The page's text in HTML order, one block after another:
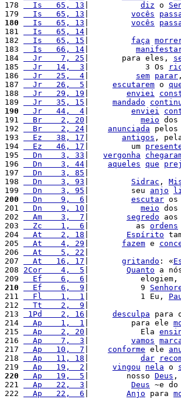
178
  Is   65, 13
diz o
179
  Is   65, 13
vocês
180
  Is   65, 13
vocês
181
  Is   65, 14
|
182
  Is   65, 15
faça
183
  Is   66, 14
184
  Jr    7, 25
|       para eles,
185
  Jr   14,  3
|            3 Os
186
  Jr   25,  4
sem parar
187
  Jr   26,  5
escutarem o
188
  Jr   29, 19
enviei
189
  Jr   35, 15
mandado
190
  Jr   44,  4
enviei
191
  Br    2, 20
meio dos
192
  Br    2, 24
anunciada pelos
193
  Ez   38, 17
antigos ,
194
  Ez   46, 17
|         um
195
  Dn    3, 33
vergonha
196
  Dn    3, 44
aqueles que
197
  Dn    3, 85
|
198
  Dn    3, 93
Sidrac ,
199
  Dn    3, 95
|         seu anjo
200
  Dn    9,  6
escutar os
201
  Dn    9, 10
meio dos
202
  Am    3,  7
segredo aos
203
  Zc    1,  6
|          as ordens
204
  At    2, 18
Espírito
205
  At    4, 29
fazem e
206
  At    5, 22
|
207
  At   16, 17
gritando : «
208 2Cor    4,  5 Quanto a
209
  Ef    6,  6
|           elogiem,
210
  Ef    6,  9
|           9
211
  Fl    1,  1
|           1 Eu,
212
  Tt    2,  9
|
213
1Pd    2, 16 desculpa para
214
  Ap    1,  1
|         para ele
215
  Ap    2, 20
|           Ela
216
  Ap    7,  3
vamos
217
  Ap   10,  7
conforme ele
218
  Ap   11, 18
dar
219
  Ap   19,  2
vingou nela o
220
  Ap   19,  5
|        nosso Deus ,
221
  Ap   22,  3
Deus ~e do
222
  Ap   22,  6
Anjo para